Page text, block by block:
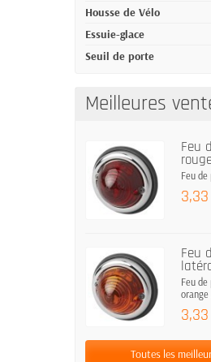
Housse de Vélo
Essuie-glace
Seuil de porte
Meilleures
Feu
Feu
Feu
Feu
orange
Toutes les